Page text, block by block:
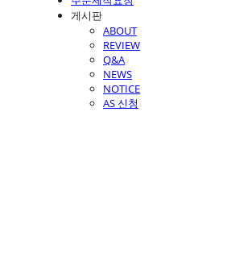
게시판
ABOUT
REVIEW
Q&A
NEWS
NOTICE
AS 신청